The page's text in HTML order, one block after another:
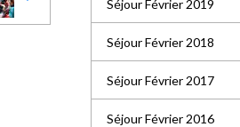
Séjour Février 2019
Séjour Février 2018
Séjour Février 2017
Séjour Février 2016